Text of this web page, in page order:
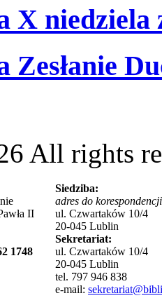
niedziela
All rights
II
1748
Siedziba:
adres do
ul. Czwartaków 10/4
20-045 Lublin
Sekretariat:
ul. Czwartaków 10/4
20-045 Lublin
tel. 797 946 838
e-mail: